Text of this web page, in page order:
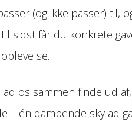
(og ikke passer) til,
sidst får du konkrete
oplevelse.
os sammen finde ud
– én dampende sky ad